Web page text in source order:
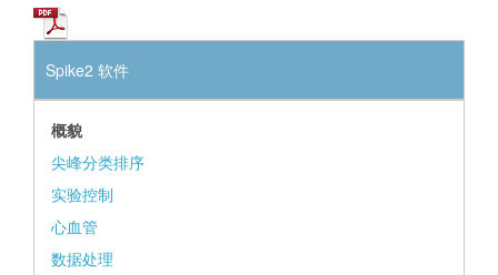
Spike2 软件
概貌
尖峰分类排序
实验控制
心血管
数据处理